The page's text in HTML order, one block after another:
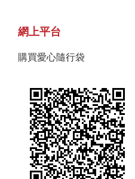
網上平台
購買愛心隨行袋